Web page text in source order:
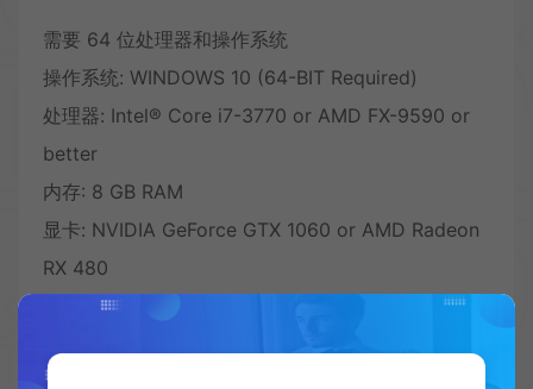
需要 64 位处理器和操作系统
操作系统: WINDOWS 10 (64-BIT Required)
处理器: Intel® Core i7-3770 or AMD FX-9590 or
better
内存: 8 GB RAM
显卡: NVIDIA GeForce GTX 1060 or AMD Radeon
RX 480
DirectX 版本: 12